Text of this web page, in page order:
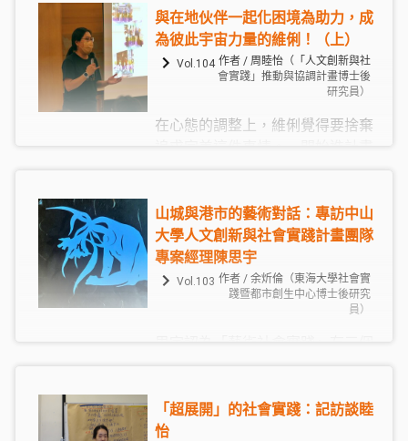
商家討論。目前維俐陪伴的是一群
「意願低、不轉型或產業不適合」
的商家，他們是經濟部計畫難以觸
及的族群。因為會去申請計畫者往
往較為積極主動，希望尋求資源改
善自身困境。而政策觸及不到的這
竟是疫情時代的解方，還是強化了
數位落差帶來的不平等。
與在地伙伴一起化困境為助力，成
為彼此宇宙力量的維俐！（上）
Vol.104 作者 / 周睦怡（「人文創新與社
會實踐」推動與協調計畫博士後
研究員）
在心態的調整上，維俐覺得要捨棄
續幾次因為計畫人員工作時所產生
的誤會而去向社區溝通和善後。起
初她的內心很掙扎，認為又不是自
己犯錯。但一位熟悉來龍去脈的居
民跟維俐說，透過這些事情，妳學
好，而現在承擔的不只是自己而是
更多。居民的那句話給維俐很大的
山城與港市的藝術對話：專訪中山
大學人文創新與社會實踐計畫團隊
專案經理陳思宇
Vol.103 作者 / 余炘倫（東海大學社會實
踐暨都市創生中心博士後研究
員）
及展演形式本身的藝術性。特別是
第三點「藝術性」，表現了藝術工
「超展開」的社會實踐：記訪談睦
怡